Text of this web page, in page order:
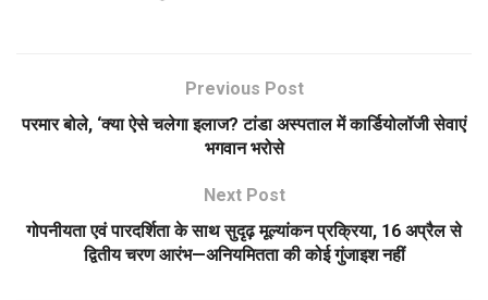
Previous Post
परमार बोले, ‘क्या ऐसे चलेगा इलाज? टांडा अस्पताल में कार्डियोलॉजी सेवाएं
भगवान भरोसे
Next Post
गोपनीयता एवं पारदर्शिता के साथ सुदृढ़ मूल्यांकन प्रक्रिया, 16 अप्रैल से
द्वितीय चरण आरंभ—अनियमितता की कोई गुंजाइश नहीं